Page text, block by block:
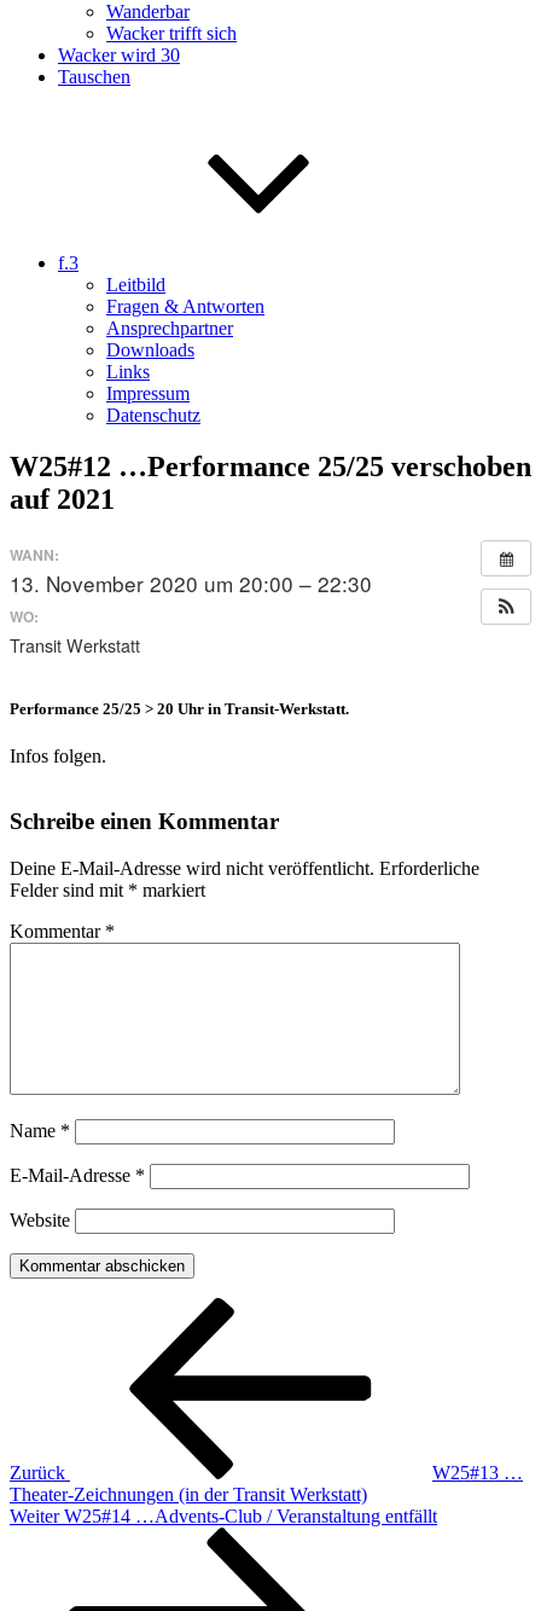
Wanderbar
Wacker trifft sich
Wacker wird 30
Tauschen
f.3
Leitbild
Fragen & Antworten
Ansprechpartner
Downloads
Links
Impressum
Datenschutz
W25#12 …Performance 25/25 verschoben
auf 2021
WANN:
13. November 2020 um 20:00 – 22:30
WO:
Transit Werkstatt
Performance 25/25 > 20 Uhr in Transit-Werkstatt.
Infos folgen.
Schreibe einen Kommentar
Deine E-Mail-Adresse wird nicht veröffentlicht. Erforderliche
Felder sind mit * markiert
Kommentar *
Name *
E-Mail-Adresse *
Website
Beitragsnavigation
Zurück
W25#13 …
Theater-Zeichnungen (in der Transit Werkstatt)
Nächster
Weiter W25#14 …Advents-Club / Veranstaltung entfällt